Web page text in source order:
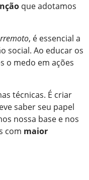
que adotamos
, é essencial a
social. Ao educar os
o medo em ações
técnicas. É criar
saber seu papel
nossa base e nos
com maior